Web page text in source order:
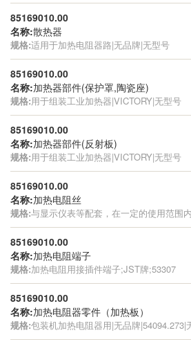
85169010.00
名称:散热器
规格:适用于加热电阻器路|无品牌|无型号
85169010.00
名称:加热器部件(保护罩,陶瓷座)
规格:用于组装工业加热器|VICTORY|无型号
85169010.00
名称:加热器部件(反射板)
规格:用于组装工业加热器|VICTORY|无型号
85169010.00
名称:加热电阻丝
规格:与显示仪表等配套，在一定的使用范围
85169010.00
名称:加热电阻端子
规格:加热电阻用接插件端子;JST牌;53307
85169010.00
名称:加热电阻器零件（加热板）
规格:包装机加热电阻器用|无品牌|54094.273|